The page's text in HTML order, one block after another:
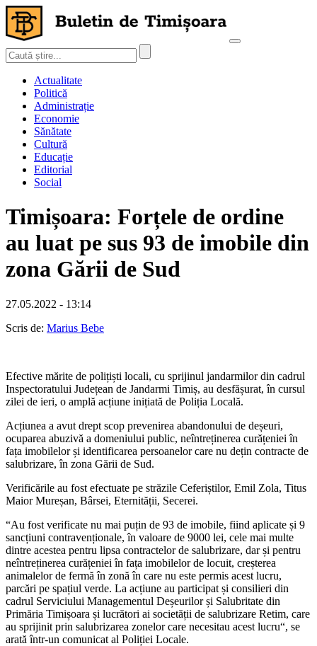
Actualitate
Politică
Administrație
Economie
Sănătate
Cultură
Educație
Editorial
Social
Timișoara: Forțele de ordine
au luat pe sus 93 de imobile din
zona Gării de Sud
27.05.2022 - 13:14
Scris de: Marius Bebe
Efective mărite de polițiști locali, cu sprijinul jandarmilor din cadrul
Inspectoratului Județean de Jandarmi Timiș, au desfășurat, în cursul
zilei de ieri, o amplă acțiune inițiată de Poliția Locală.
Acțiunea a avut drept scop prevenirea abandonului de deșeuri,
ocuparea abuzivă a domeniului public, neîntreținerea curățeniei în
fața imobilelor și identificarea persoanelor care nu dețin contracte de
salubrizare, în zona Gării de Sud.
Verificările au fost efectuate pe străzile Ceferiștilor, Emil Zola, Titus
Maior Mureșan, Bârsei, Eternității, Secerei.
“Au fost verificate nu mai puțin de 93 de imobile, fiind aplicate și 9
sancțiuni contravenționale, în valoare de 9000 lei, cele mai multe
dintre acestea pentru lipsa contractelor de salubrizare, dar și pentru
neîntreținerea curățeniei în fața imobilelor de locuit, creșterea
animalelor de fermă în zonă în care nu este permis acest lucru,
parcări pe spațiul verde. La acțiune au participat și consilieri din
cadrul Serviciului Managementul Deșeurilor și Salubritate din
Primăria Timișoara și lucrători ai societății de salubrizare Retim, care
au sprijinit prin salubrizarea zonelor care necesitau acest lucru“, se
arată într-un comunicat al Poliției Locale.